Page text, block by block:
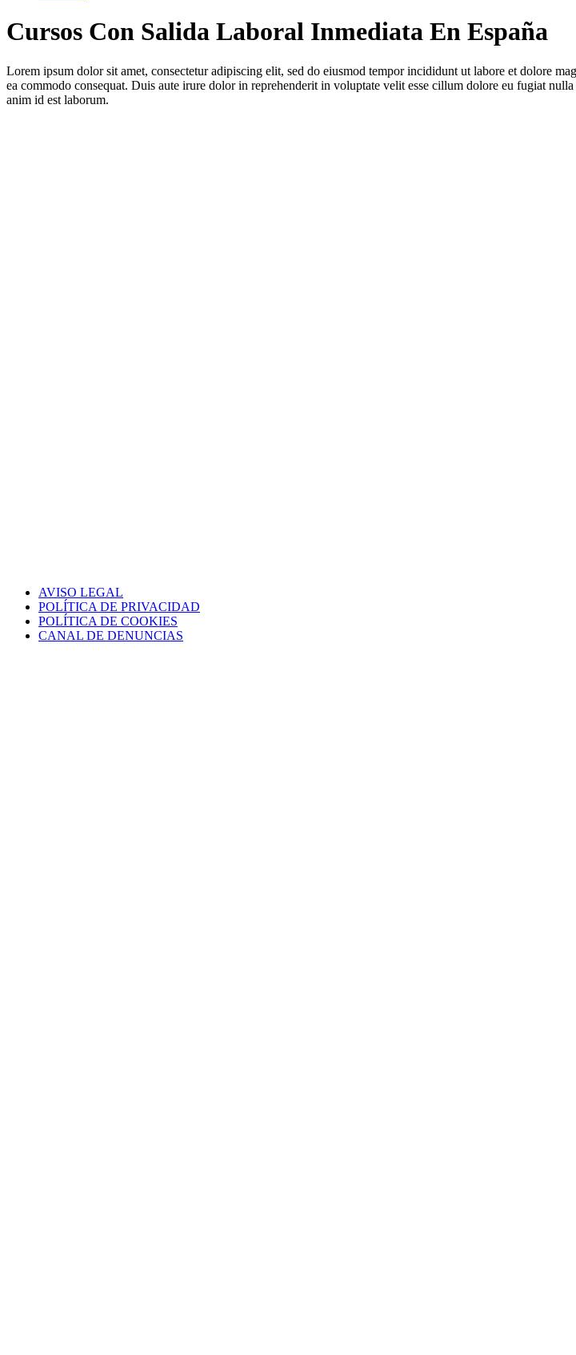
Cursos Con Salida Laboral Inmediata En España
Lorem ipsum dolor sit amet, consectetur adipiscing elit, sed do eiusmod tempor incididunt ut labore et dolore
ea commodo consequat. Duis aute irure dolor in reprehenderit in voluptate velit esse cillum dolore eu fugiat
anim id est laborum.
AVISO LEGAL
POLÍTICA DE PRIVACIDAD
POLÍTICA DE COOKIES
CANAL DE DENUNCIAS